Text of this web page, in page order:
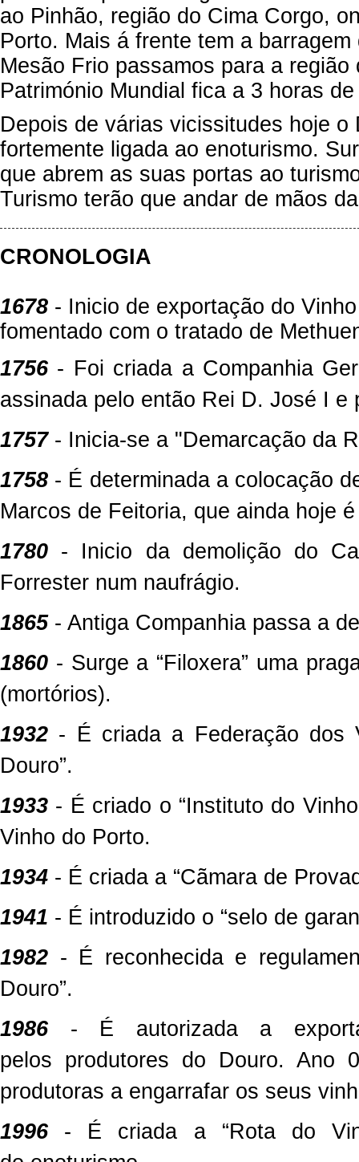
ao Pinhão, região do Cima Corgo,
Porto. Mais á frente tem a
Mesão Frio passamos para a
Património Mundial fica a 3 horas
Depois de várias vicissitudes hoje
fortemente ligada ao enoturismo.
que abrem as suas portas ao
Turismo terão que andar de mãos
CRONOLOGIA
1678 - Inicio de exportação do
fomentado com o tratado de
1756 - Foi criada a Companhia
assinada pelo então Rei D. José I e
1757- Inicia-se a "Demarcação da
1758 - É determinada a colocação
Marcos de Feitoria, que ainda hoje
1780 - Inicio da demolição do
Forrester num naufrágio.
1865- Antiga Companhia passa a
1860 - Surge a “Filoxera” uma
(mortórios).
1932 - É criada a Federação dos
Douro”.
1933 - É criado o “Instituto do
Vinho do Porto.
1934 - É criada a “Cãmara de
1941 - É introduzido o “selo de
1982 - É reconhecida e
Douro”.
1986 - É autorizada a
pelos produtores do Douro. Ano
produtoras a engarrafar os seus
1996 - É criada a “Rota do